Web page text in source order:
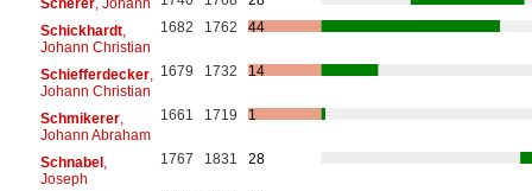
Schickhardt,
Johann Christian
1682 1762 44
Schiefferdecker,
Johann Christian
1679 1732 14
Schmikerer,
Johann Abraham
1661 1719 1
Schnabel,
Joseph
1767 1831 28